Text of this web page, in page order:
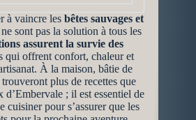
à vaincre les bêtes sauvages et
sont pas la solution à tous les
assurent la survie des
qui offrent confort, chaleur et
À la maison, bâtie de
plus de recettes que
d’Embervale ; il est essentiel de
cuisiner pour s’assurer que les